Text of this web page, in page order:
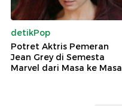
detikPop
Potret Aktris Pemeran
Jean Grey di Semesta
Marvel dari Masa ke Masa